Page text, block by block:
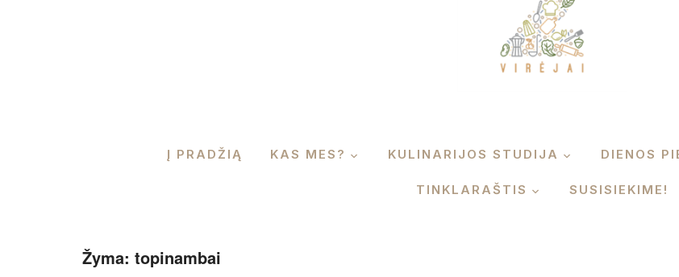
Į PRADŽIĄ KAS MES? KULINARIJOS STUDIJA DIENOS
TINKLARAŠTIS SUSISIEKIME!
Žyma: topinambai